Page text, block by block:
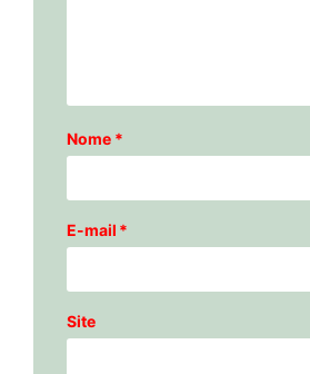
Nome *
E-mail *
Site